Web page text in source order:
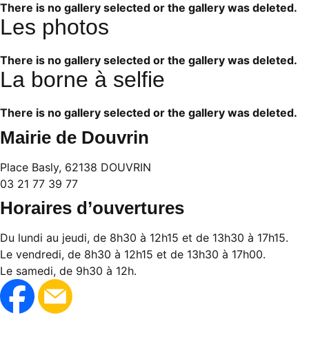
There is no gallery selected or the gallery was deleted.
Les photos
There is no gallery selected or the gallery was deleted.
La borne à selfie
There is no gallery selected or the gallery was deleted.
Mairie de Douvrin
Place Basly, 62138 DOUVRIN
03 21 77 39 77
Horaires d’ouvertures
Du lundi au jeudi, de 8h30 à 12h15 et de 13h30 à 17h15.
Le vendredi, de 8h30 à 12h15 et de 13h30 à 17h00.
Le samedi, de 9h30 à 12h.